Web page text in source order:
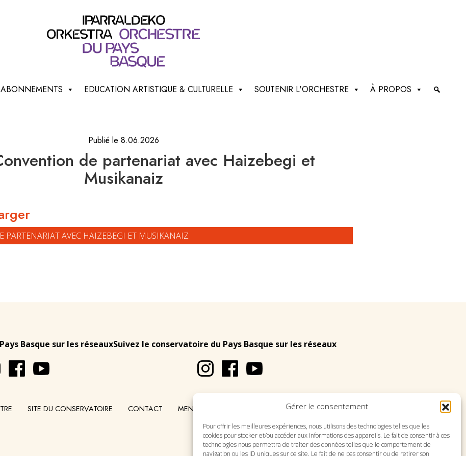
Gérer le consentement
Pour offrir les meilleures expériences, nous utilisons des technologies telles que les
cookies pour stocker et/ou accéder aux informations des appareils. Le fait de consentir à ces
technologies nous permettra de traiter des données telles que le comportement de
navigation ou les ID uniques sur ce site. Le fait de ne pas consentir ou de retirer son
EDUCATION ARTISTIQUE & CULTURELLE SOUTENIR L'ORCHESTRE À PROPOS
Publié le 8.06.2026
de partenariat avec Haizebegi et
Musikanaiz
PARTENARIAT AVEC HAIZEBEGI ET MUSIKANAIZ
Basque sur les réseauxSuivez le conservatoire du Pays Basque sur les réseaux
SITE DU CONSERVATOIRE CONTACT MENTIONS LÉGALES PLAN DU SITE